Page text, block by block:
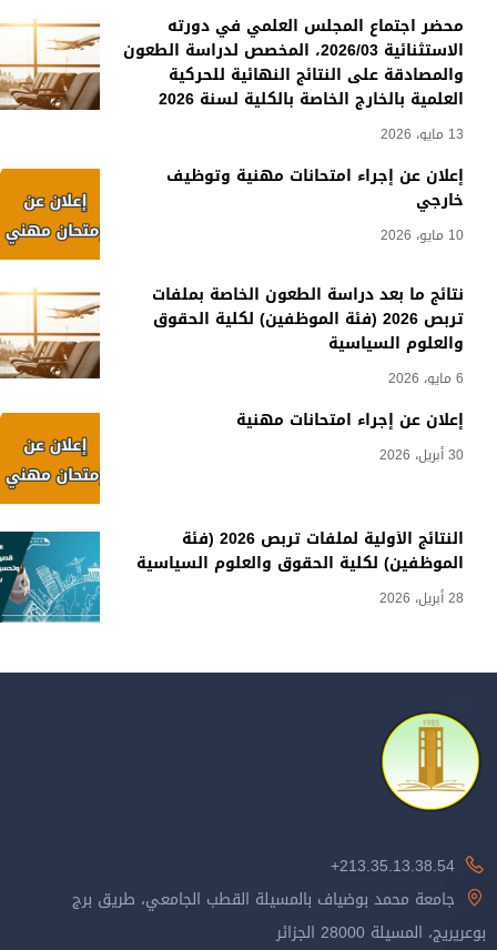
محضر اجتماع المجلس العلمي في دورته
الاستثنائية 2026/03، المخصص لدراسة الطعون
والمصادقة على النتائج النهائية للحركية
العلمية بالخارج الخاصة بالكلية لسنة 2026
13 مايو، 2026
إعلان عن إجراء امتحانات مهنية وتوظيف
خارجي
10 مايو، 2026
نتائج ما بعد دراسة الطعون الخاصة بملفات
تربص 2026 (فئة الموظفين) لكلية الحقوق
والعلوم السياسية
6 مايو، 2026
إعلان عن إجراء امتحانات مهنية
30 أبريل، 2026
النتائج الأولية لملفات تربص 2026 (فئة
الموظفين) لكلية الحقوق والعلوم السياسية
28 أبريل، 2026
213.35.13.38.54+
جامعة محمد بوضياف بالمسيلة القطب الجامعي، طريق برج
بوعريريج، المسيلة 28000 الجزائر